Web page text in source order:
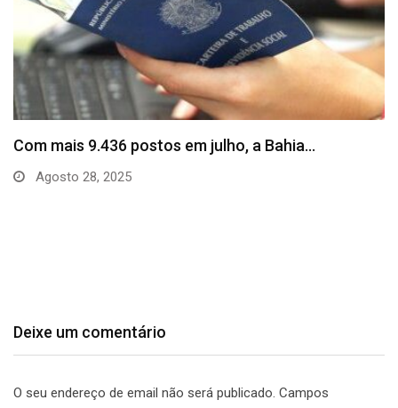
Deixe um comentário
O seu endereço de email não será publicado. Campos